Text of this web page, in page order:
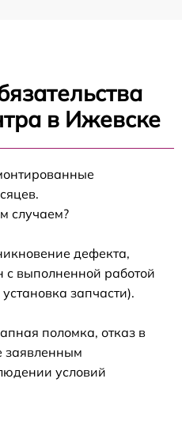
в Ижевске
случаем?
дефекта,
с выполненной работой
запчасти).
поломка, отказ в
заявленным
условий